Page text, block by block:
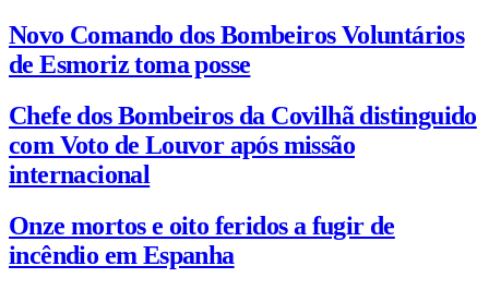
Novo Comando dos Bombeiros Voluntários
de Esmoriz toma posse
Chefe dos Bombeiros da Covilhã distinguido
com Voto de Louvor após missão
internacional
Onze mortos e oito feridos a fugir de
incêndio em Espanha